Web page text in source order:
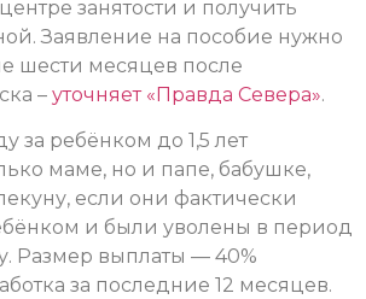
центре занятости и получить
Заявление на пособие нужно
шести месяцев после
– уточняет «Правда Севера».
за ребёнком до 1,5 лет
маме, но и папе, бабушке,
если они фактически
и были уволены в период
Размер выплаты — 40%
за последние 12 месяцев.